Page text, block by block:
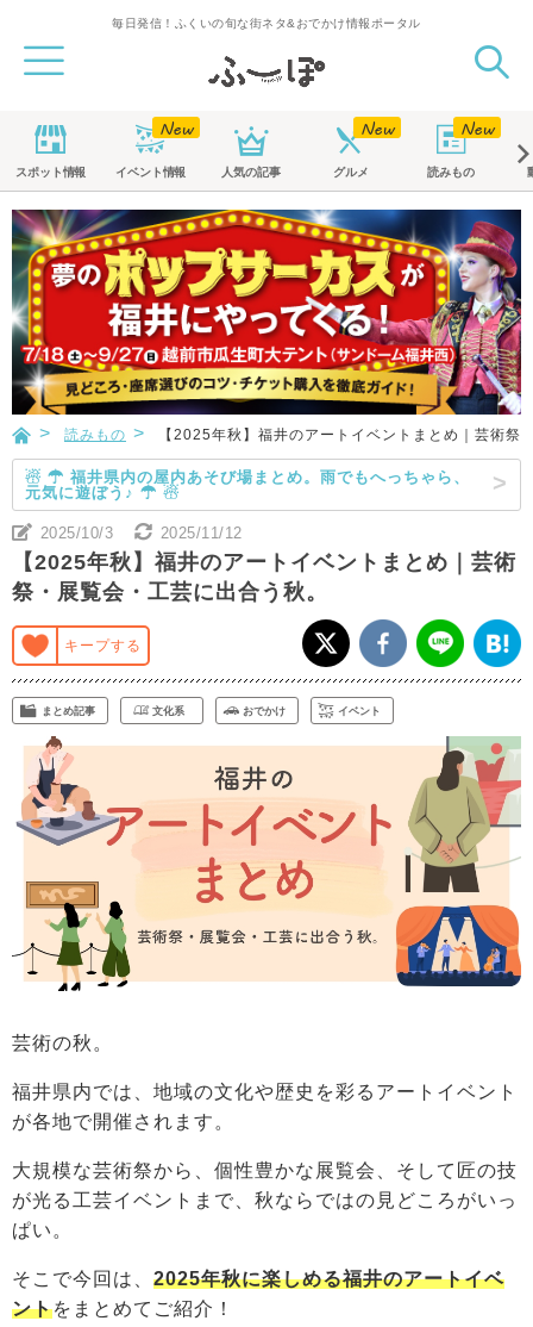
毎日発信！ふくいの旬な街ネタ&おでかけ情報ポータル
スポット情報 イベント情報 人気の記事 グルメ 読みもの
読みもの 【2025年秋】福井のアートイベントまとめ｜芸術祭
☃ ☂ 福井県内の屋内あそび場まとめ。雨でもへっちゃら、
元気に遊ぼう♪ ☂ ☃
2025/10/3 2025/11/12
【2025年秋】福井のアートイベントまとめ｜芸術
祭・展覧会・工芸に出合う秋。
キープする
まとめ記事 文化系 おでかけ イベント
芸術の秋。
福井県内では、地域の文化や歴史を彩るアートイベント
が各地で開催されます。
大規模な芸術祭から、個性豊かな展覧会、そして匠の技
が光る工芸イベントまで、秋ならではの見どころがいっ
ぱい。
そこで今回は、 2025年秋に楽しめる福井のアートイベ
ントをまとめてご紹介！